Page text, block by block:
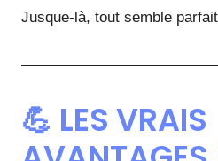
Jusque-là, tout semble
💪 LES VRAIS